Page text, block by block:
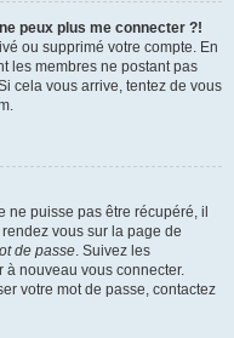
peux plus me connecter ?!
ou supprimé votre compte. En
les membres ne postant pas
cela vous arrive, tentez de vous
ne puisse pas être récupéré, il
vous sur la page de
de passe. Suivez les
nouveau vous connecter.
votre mot de passe, contactez